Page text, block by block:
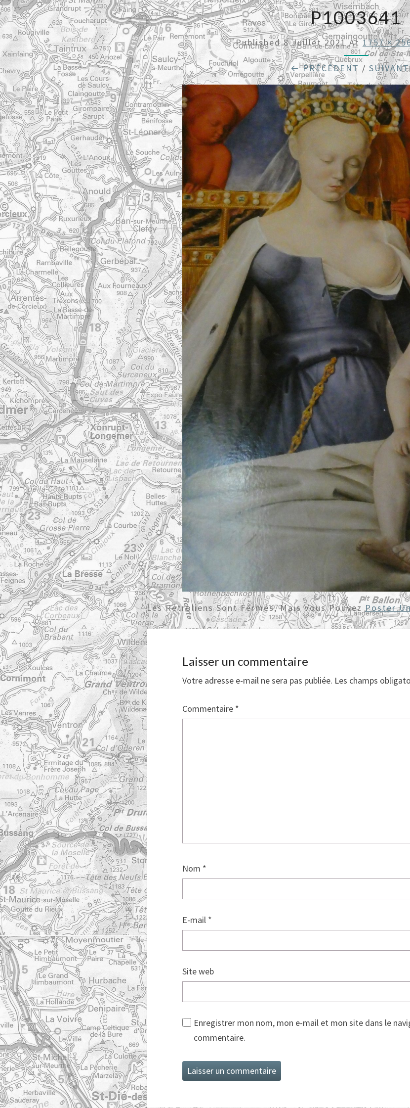
P1003641
Published8 Juillet 2021At1757 ×
← PRÉCÉDENT /
Les Rétroliens Sont Fermés, Mais Vous PouvezPoster
Laisser un commentaire
Votre adresse e-mail ne sera pas publiée. Les champs
Commentaire *
Nom *
E-mail *
Site web
Enregistrer mon nom, mon e-mail et mon site dans le
commentaire.